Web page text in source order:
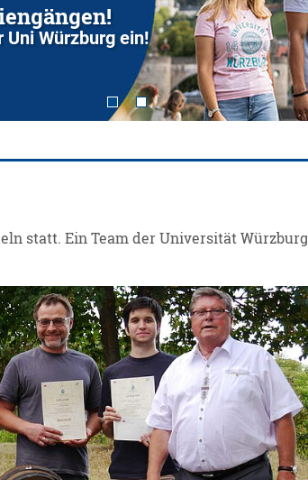
Würzburg ein!
statt. Ein Team der Universität Würzburg